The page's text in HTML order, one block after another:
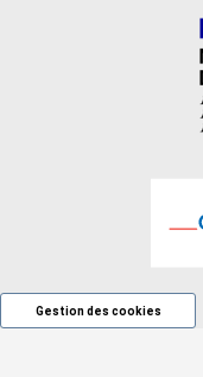
Gestion des cookies